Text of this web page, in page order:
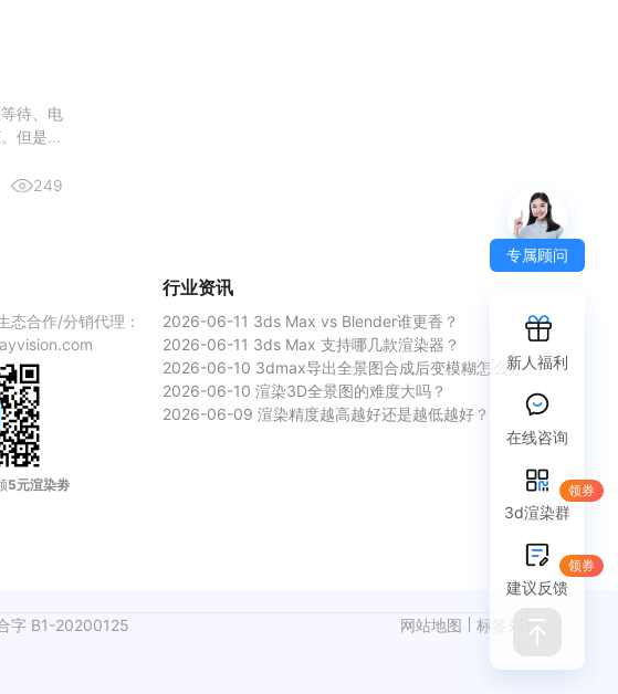
待、电
但是，
非常划
249
态合作/分销代理：
5元渲染劵
行业资讯
2026-06-11 3ds Max vs Blender谁更香？
2026-06-11 3ds Max 支持哪几款渲染器？
2026-06-10 3dmax导出全景图合成后变模糊怎么办？
2026-06-10 渲染3D全景图的难度大吗？
2026-06-09 渲染精度越高越好还是越低越好？
字 B1-20200125 网站地图 标签列表
专属顾问
新人福利
在线咨询
3d渲染群
领券
建议反馈
领券